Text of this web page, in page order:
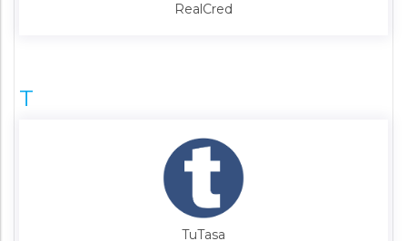
RealCred
T
TuTasa